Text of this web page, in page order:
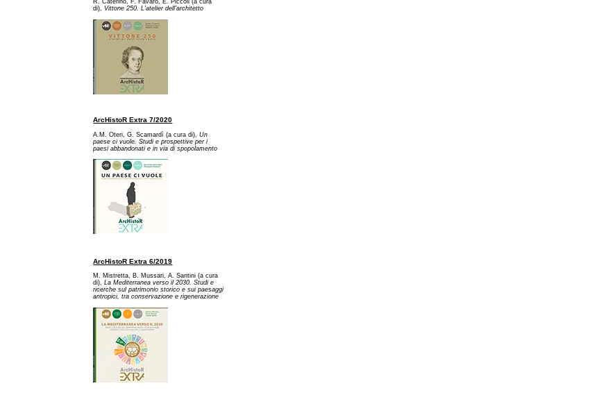
R. Caterino, F. Favaro, E. Piccoli (a cura
di),Vittone 250. L'atelier dell'architetto
ArcHistoR Extra 7/2020
A.M. Oteri, G. Scamardì (a cura di),Un
paese ci vuole. Studi e prospettive per i
paesi abbandonati e in via di spopolamento
ArcHistoR Extra 6/2019
M. Mistretta, B. Mussari, A. Santini (a cura
di),La Mediterranea verso il 2030. Studi e
ricerche sul patrimonio storico e sui paesaggi
antropici, tra conservazione e rigenerazione